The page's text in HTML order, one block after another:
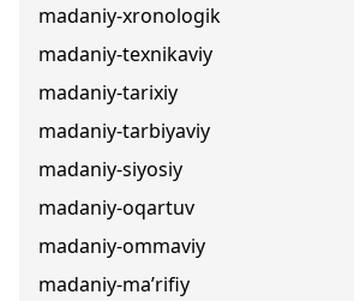
madaniy-xronologik
madaniy-texnikaviy
madaniy-tarixiy
madaniy-tarbiyaviy
madaniy-siyosiy
madaniy-oqartuv
madaniy-ommaviy
madaniy-ma’rifiy